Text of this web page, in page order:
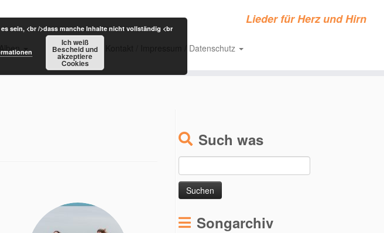
Lieder für Herz und Hirn
Termine Kontakt / Impressum / Datenschutz
Such was
nach:
Songarchiv
sein, <br />dass manche Inhalte nicht vollständig <br
Ich weiß
Bescheid und
akzeptiere
Cookies